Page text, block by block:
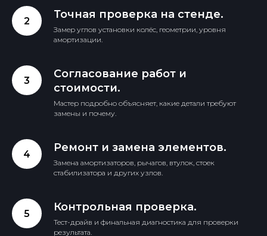
Точная проверка на стенде.
Замер углов установки колёс, геометрии, уровня
амортизации.
Согласование работ и
стоимости.
Мастер подробно объясняет, какие детали требуют
замены и почему.
Ремонт и замена элементов.
Замена амортизаторов, рычагов, втулок, стоек
стабилизатора и других узлов.
Контрольная проверка.
Тест-драйв и финальная диагностика для проверки
результата.
Записаться на ТО
Старый и новый
амортизатор